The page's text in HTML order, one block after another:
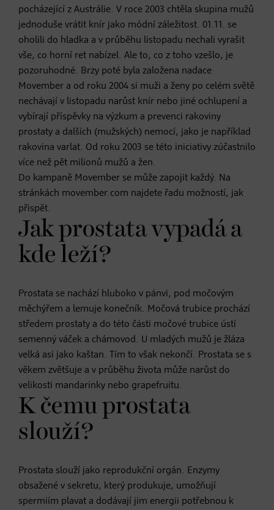
pocházející z Austrálie. V roce 2003 chtěla skupina mužů
jednoduše vrátit knír jako módní záležitost. 01.11. se
oholili do hladka a v průběhu listopadu nechali vyrašit
vše, co horní ret nabízel. Ale to, co z toho vzešlo, je
pozoruhodné. Brzy poté byla založena nadace
Movember a od roku 2004 si muži a ženy po celém světě
nechávají v listopadu narůst knír nebo jiné ochlupení a
vybírají příspěvky na výzkum a prevenci rakoviny
prostaty a dalších (mužských) nemocí, jako je například
rakovina varlat. Od roku 2003 se této iniciativy zúčastnilo
více než pět milionů mužů a žen.
Do kampaně Movember se může zapojit každý. Na
stránkách movember.com najdete řadu možností, jak
přispět.
Jak prostata vypadá a
kde leží?
Prostata se nachází hluboko v pánvi, pod močovým
měchýřem a lemuje konečník. Močová trubice prochází
středem prostaty a do této části močové trubice ústí
semenný váček a chámovod. U mladých mužů je žláza
velká asi jako kaštan. Tím to však nekončí. Prostata se s
věkem zvětšuje a v průběhu života může narůst do
velikosti mandarinky nebo grapefruitu.
K čemu prostata
slouží?
Prostata slouží jako reprodukční orgán. Enzymy
obsažené v sekretu, který produkuje, umožňují
spermiím plavat a dodávají jim energii potřebnou k